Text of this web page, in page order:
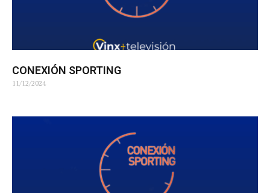
CONEXIÓN SPORTING
11/12/2024